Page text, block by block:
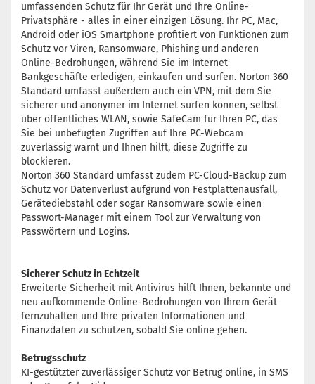
umfassenden Schutz für Ihr Gerät und Ihre Online-
Privatsphäre - alles in einer einzigen Lösung. Ihr PC, Mac,
Android oder iOS Smartphone profitiert von Funktionen zum
Schutz vor Viren, Ransomware, Phishing und anderen
Online-Bedrohungen, während Sie im Internet
Bankgeschäfte erledigen, einkaufen und surfen. Norton 360
Standard umfasst außerdem auch ein VPN, mit dem Sie
sicherer und anonymer im Internet surfen können, selbst
über öffentliches WLAN, sowie SafeCam für Ihren PC, das
Sie bei unbefugten Zugriffen auf Ihre PC-Webcam
zuverlässig warnt und Ihnen hilft, diese Zugriffe zu
blockieren.
Norton 360 Standard umfasst zudem PC-Cloud-Backup zum
Schutz vor Datenverlust aufgrund von Festplattenausfall,
Gerätediebstahl oder sogar Ransomware sowie einen
Passwort-Manager mit einem Tool zur Verwaltung von
Passwörtern und Logins.
Sicherer Schutz in Echtzeit
Erweiterte Sicherheit mit Antivirus hilft Ihnen, bekannte und
neu aufkommende Online-Bedrohungen von Ihrem Gerät
fernzuhalten und Ihre privaten Informationen und
Finanzdaten zu schützen, sobald Sie online gehen.
Betrugsschutz
KI-gestützter zuverlässiger Schutz vor Betrug online, in SMS